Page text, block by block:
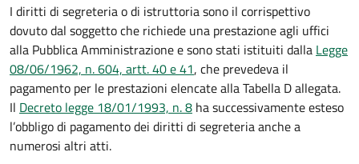
I diritti di segreteria o di istruttoria sono il corrispettivo
dovuto dal soggetto che richiede una prestazione agli uffici
alla Pubblica Amministrazione e sono stati istituiti dalla Legge
08/06/1962, n. 604, artt. 40 e 41, che prevedeva il
pagamento per le prestazioni elencate alla Tabella D allegata.
Il Decreto legge 18/01/1993, n. 8 ha successivamente esteso
l’obbligo di pagamento dei diritti di segreteria anche a
numerosi altri atti.